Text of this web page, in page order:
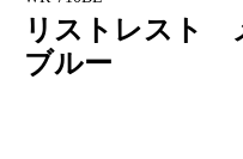
リストレスト
ブルー